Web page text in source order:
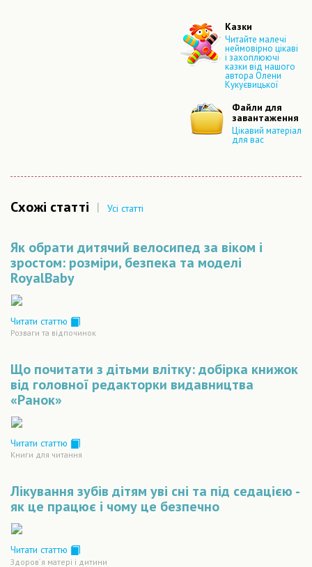
Казки
Читайте малечі
неймовірно цікаві
і захоплюючі
казки від нашого
автора Олени
Кукуєвицької
Файли для
завантаження
Цікавий матеріал
для вас
Схожі статті | Усі статті
Як обрати дитячий велосипед за віком і
зростом: розміри, безпека та моделі
RoyalBaby
Читати статтю
Розваги та відпочинок
Що почитати з дітьми влітку: добірка книжок
від головної редакторки видавництва
«Ранок»
Читати статтю
Книги для читання
Лікування зубів дітям уві сні та під седацією -
як це працює і чому це безпечно
Читати статтю
Здоров´я матері і дитини